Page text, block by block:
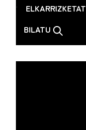
.
BILATU